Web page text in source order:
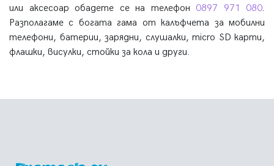
или аксесоар обадете се на телефон 0897 971 080.
Разполагаме с богата гама от калъфчета за мобилни
телефони, батерии, зарядни, слушалки, micro SD карти,
флашки, висулки, стойки за кола и други.